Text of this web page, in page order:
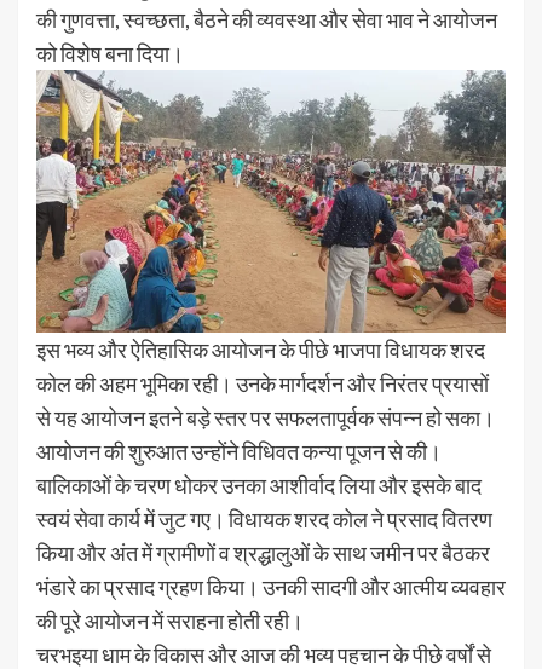
की गुणवत्ता, स्वच्छता, बैठने की व्यवस्था और सेवा भाव ने आयोजन
को विशेष बना दिया।
इस भव्य और ऐतिहासिक आयोजन के पीछे भाजपा विधायक शरद
कोल की अहम भूमिका रही। उनके मार्गदर्शन और निरंतर प्रयासों
से यह आयोजन इतने बड़े स्तर पर सफलतापूर्वक संपन्न हो सका।
आयोजन की शुरुआत उन्होंने विधिवत कन्या पूजन से की।
बालिकाओं के चरण धोकर उनका आशीर्वाद लिया और इसके बाद
स्वयं सेवा कार्य में जुट गए। विधायक शरद कोल ने प्रसाद वितरण
किया और अंत में ग्रामीणों व श्रद्धालुओं के साथ जमीन पर बैठकर
भंडारे का प्रसाद ग्रहण किया। उनकी सादगी और आत्मीय व्यवहार
की पूरे आयोजन में सराहना होती रही।
चरभइया धाम के विकास और आज की भव्य पहचान के पीछे वर्षों से